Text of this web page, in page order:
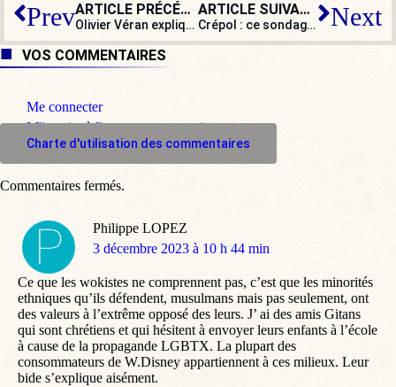
Prev ARTICLE PRÉCÉDENT
Olivier Véran explique pourquoi il n’y a pas de racisme anti-Blanc
ARTICLE SUIVANT
Crépol : ce sondage accablant pour Macron, Borne, Darmanin et Dupond-Moretti Next
VOS COMMENTAIRES
Me connecter
M'inscrire à l'espace commentaire
Charte d'utilisation des commentaires
Philippe LOPEZ
dit
3 décembre 2023 à 10 h 44 min
Ce que les wokistes ne comprennent pas, c’est que les minorités
ethniques qu’ils défendent, musulmans mais pas seulement, ont
des valeurs à l’extrême opposé des leurs. J’ ai des amis Gitans
qui sont chrétiens et qui hésitent à envoyer leurs enfants à l’école
à cause de la propagande LGBTX. La plupart des
consommateurs de W.Disney appartiennent à ces milieux. Leur
bide s’explique aisément.
Commentaires fermés.